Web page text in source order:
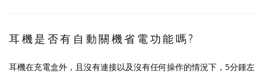
耳機是否有自動關機省電功能嗎?
耳機在充電盒外，且沒有連接以及沒有任何操作的情況下，5分鍾左